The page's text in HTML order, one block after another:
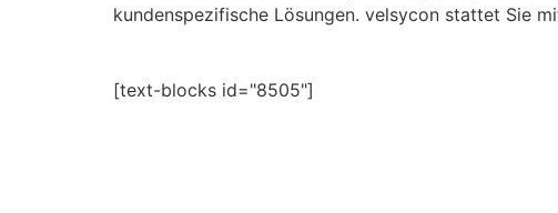
kundenspezifische Lösungen. velsycon stattet Sie
[text-blocks id="8505"]